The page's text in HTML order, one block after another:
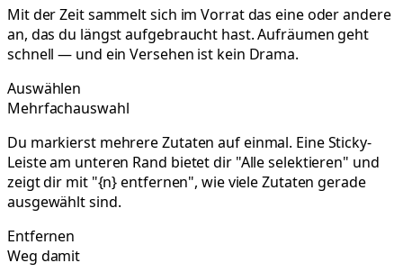
Mit der Zeit sammelt sich im Vorrat das eine oder andere
an, das du längst aufgebraucht hast. Aufräumen geht
schnell — und ein Versehen ist kein Drama.
Auswählen
Mehrfachauswahl
Du markierst mehrere Zutaten auf einmal. Eine Sticky-
Leiste am unteren Rand bietet dir "Alle selektieren" und
zeigt dir mit "{n} entfernen", wie viele Zutaten gerade
ausgewählt sind.
Entfernen
Weg damit